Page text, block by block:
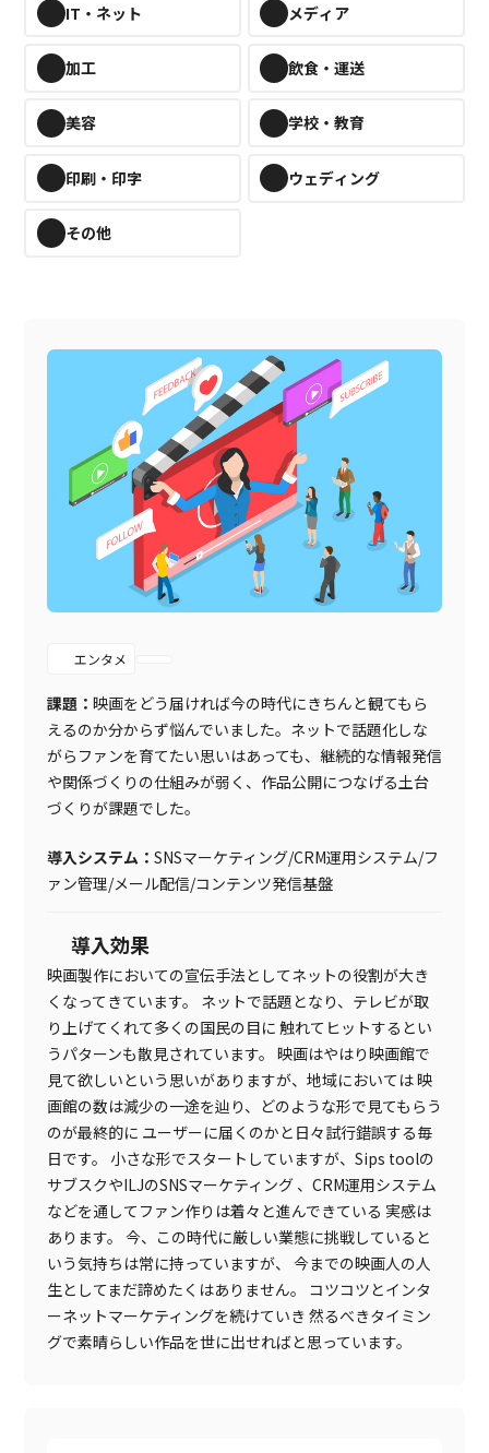
IT・ネット メディア
加工 飲食・運送
美容 学校・教育
印刷・印字 ウェディング
その他
エンタメ
課題： 映画をどう届ければ今の時代にきちんと観てもら
えるのか分からず悩んでいました。ネットで話題化しな
がらファンを育てたい思いはあっても、継続的な情報発信
や関係づくりの仕組みが弱く、作品公開につなげる土台
づくりが課題でした。
導入システム： SNSマーケティング/CRM運用システム/フ
ァン管理/メール配信/コンテンツ発信基盤
導入効果
映画製作においての宣伝手法としてネットの役割が大き
くなってきています。
ネットで話題となり、テレビが取
り上げてくれて多くの国民の目に 触れてヒットするとい
うパターンも散見されています。 映画はやはり映画館で
見て欲しいという思いがありますが、地域においては映
画館の数は減少の一途を辿り、どのような形で見てもらう
のが最終的に ユーザーに届くのかと日々試行錯誤する毎
日です。
小さな形でスタートしていますが、Sips toolの
サブスクやILJのSNSマーケティング、CRM運用システム
などを通してファン作りは着々と進んできている 実感は
あります。 今、この時代に厳しい業態に挑戦していると
いう気持ちは常に持っていますが、 今までの映画人の人
生としてまだ諦めたくはありません。
コツコツとインタ
ーネットマーケティングを続けていき 然るべきタイミン
グで素晴らしい作品を世に出せればと思っています。